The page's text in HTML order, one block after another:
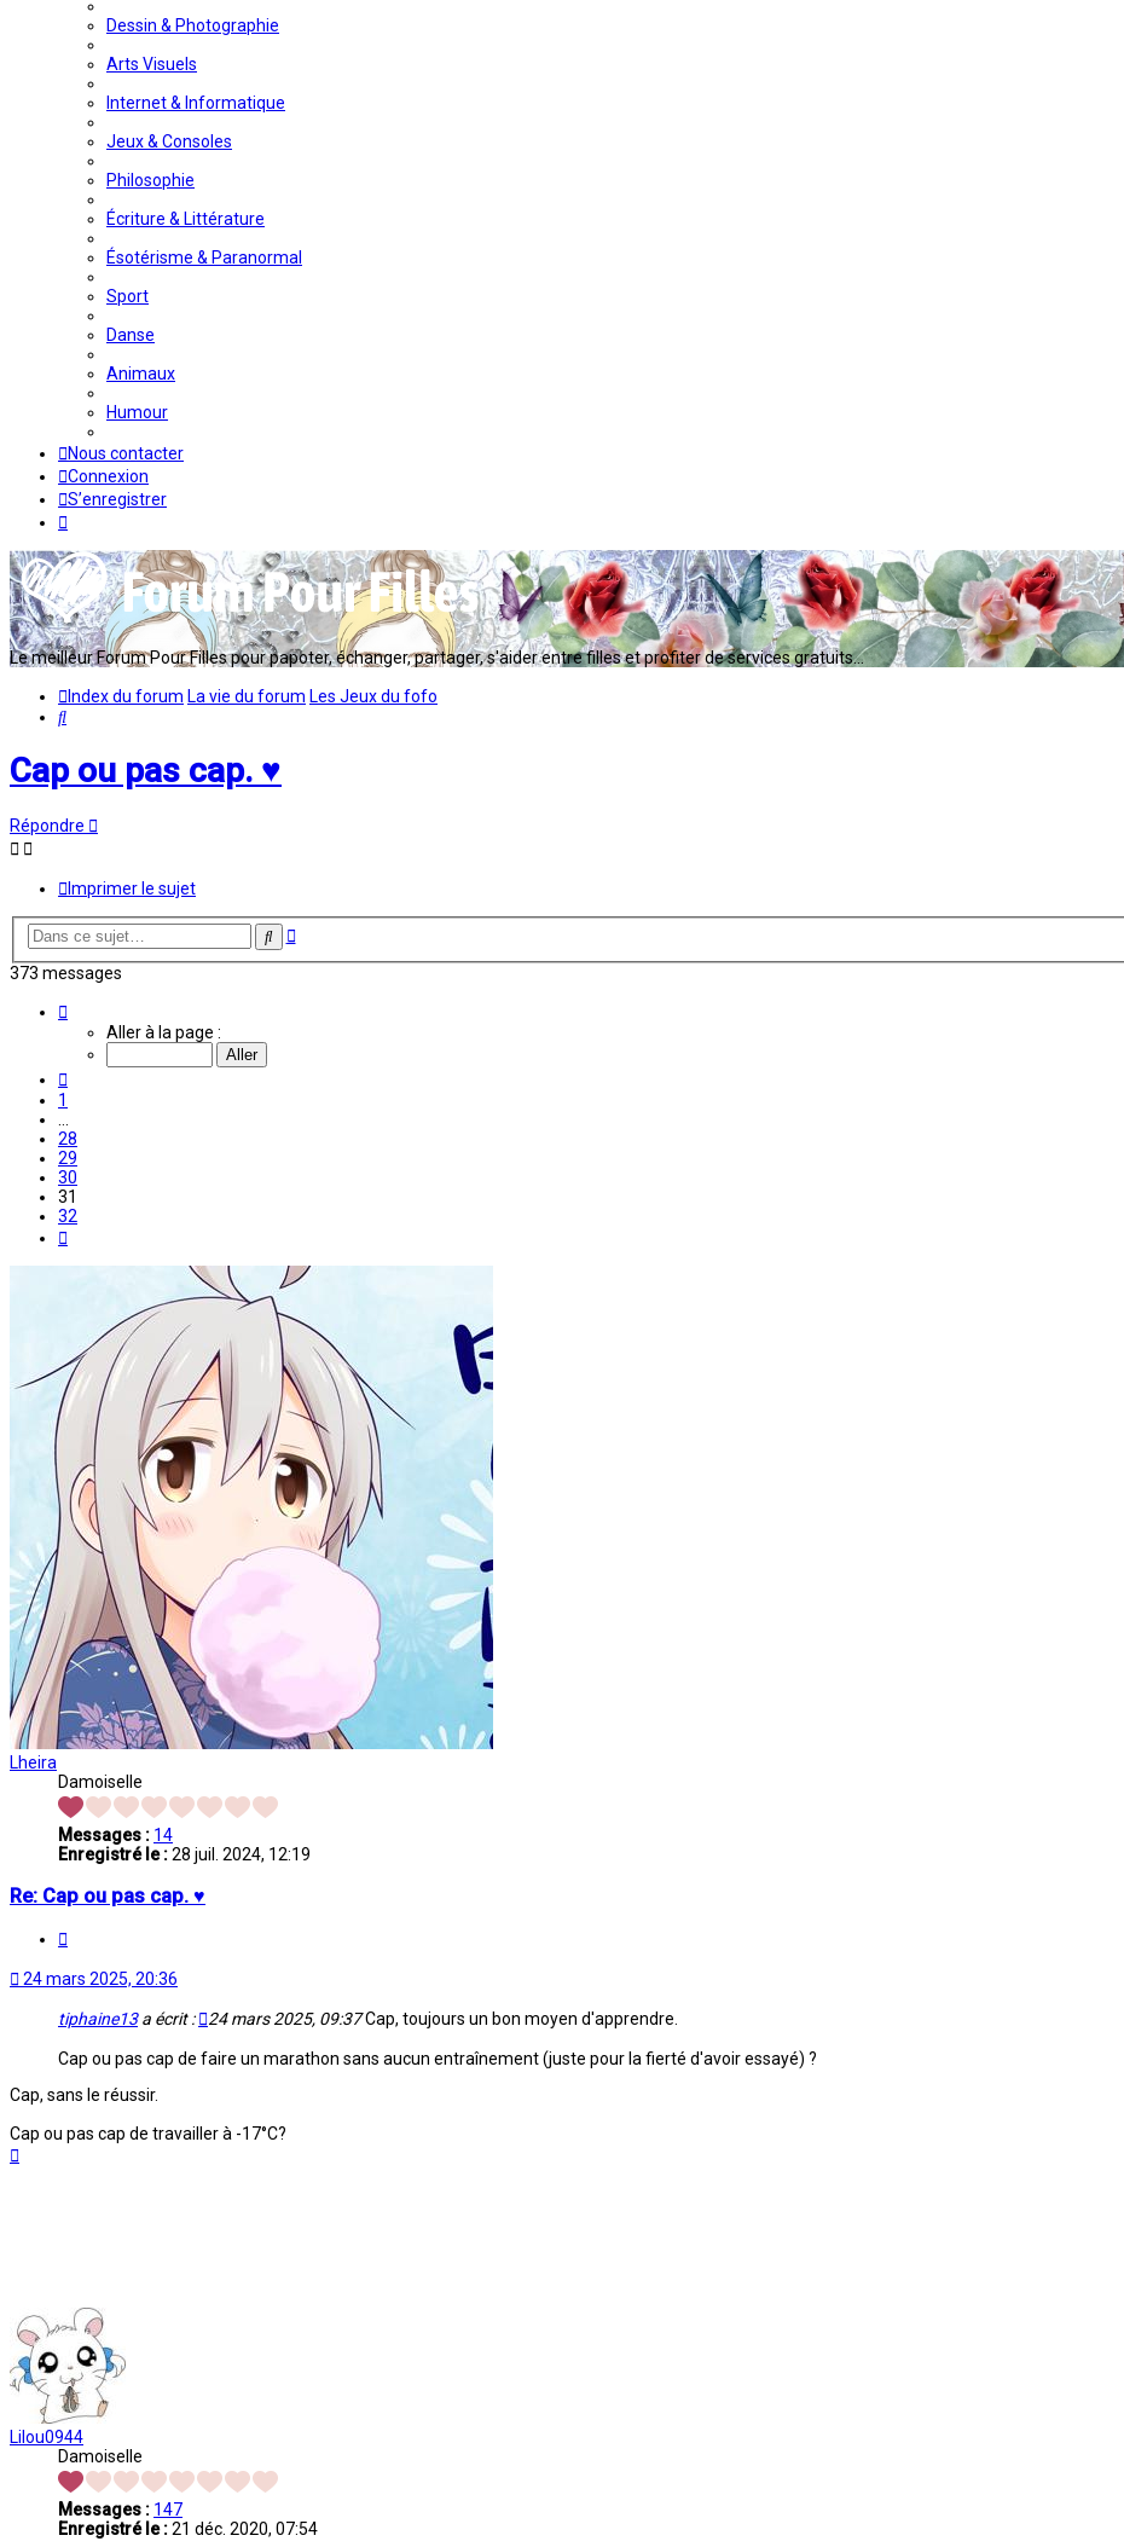
Dessin & Photographie
Arts Visuels
Internet & Informatique
Jeux & Consoles
Philosophie
Écriture & Littérature
Ésotérisme & Paranormal
Sport
Danse
Animaux
Humour
Nous contacter
Connexion
S’enregistrer
Le meilleur Forum Pour Filles pour papoter, échanger, partager, s'aider entre filles et profiter de services gratuits...
Index du forum La vie du forum Les Jeux du fofo
Rechercher
Cap ou pas cap. ♥
Répondre
Imprimer le sujet
Rechercher
Recherche
373 messages
Aller à la page :
1
28
29
30
31
32
Lheira
Damoiselle
Messages : 14
Enregistré le :28 juil. 2024, 12:19
Re: Cap ou pas cap. ♥
24 mars 2025, 20:36
tiphaine13a écrit : 24 mars 2025, 09:37Cap, toujours un bon moyen d'apprendre.
Cap ou pas cap de faire un marathon sans aucun entraînement (juste pour la fierté d'avoir essayé) ?
Cap, sans le réussir.
Cap ou pas cap de travailler à -17°C?
Lilou0944
Damoiselle
Messages : 147
Enregistré le :21 déc. 2020, 07:54